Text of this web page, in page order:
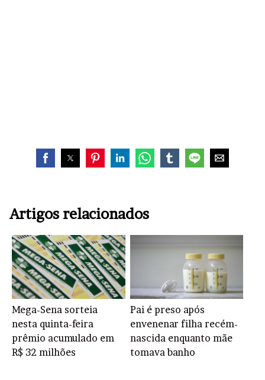
Artigos relacionados
Mega-Sena sorteia
nesta quinta-feira
prêmio acumulado em
R$ 32 milhões
Pai é preso após
envenenar filha recém-
nascida enquanto mãe
tomava banho